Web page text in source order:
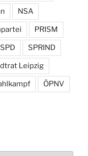
NSA
PRISM
SPD SPRIND
Leipzig
ÖPNV